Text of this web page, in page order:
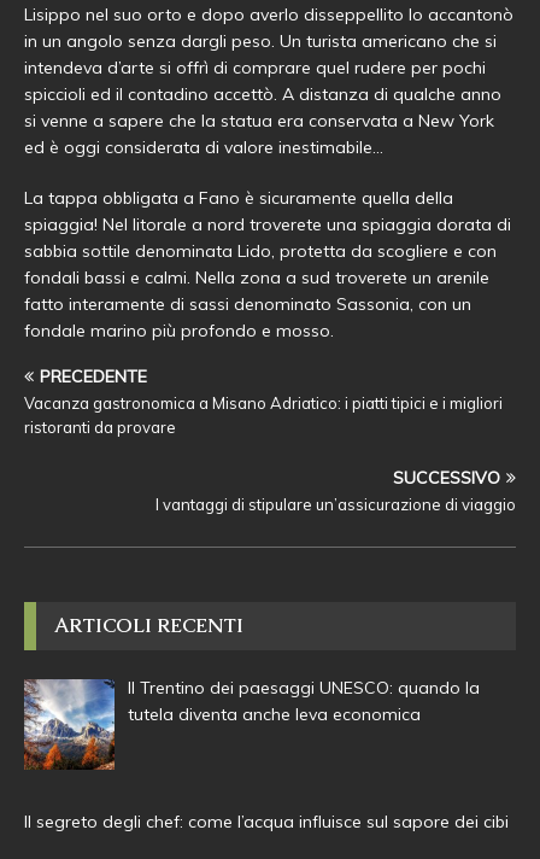
Lisippo nel suo orto e dopo averlo disseppellito lo accantonò
in un angolo senza dargli peso. Un turista americano che si
intendeva d’arte si offrì di comprare quel rudere per pochi
spiccioli ed il contadino accettò. A distanza di qualche anno
si venne a sapere che la statua era conservata a New York
ed è oggi considerata di valore inestimabile…
La tappa obbligata a Fano è sicuramente quella della
spiaggia! Nel litorale a nord troverete una spiaggia dorata di
sabbia sottile denominata Lido, protetta da scogliere e con
fondali bassi e calmi. Nella zona a sud troverete un arenile
fatto interamente di sassi denominato Sassonia, con un
fondale marino più profondo e mosso.
PRECEDENTE
Vacanza gastronomica a Misano Adriatico: i piatti tipici e i migliori
ristoranti da provare
SUCCESSIVO
I vantaggi di stipulare un’assicurazione di viaggio
ARTICOLI RECENTI
Il Trentino dei paesaggi UNESCO: quando la
tutela diventa anche leva economica
Il segreto degli chef: come l’acqua influisce sul sapore dei cibi